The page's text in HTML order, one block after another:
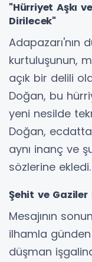
"Hürriyet Aşkı
Dirilecek"
Adapazarı'nın
kurtuluşunun,
açık bir delili
Doğan, bu
yeni nesilde
Doğan,
aynı inanç ve
sözlerine ekledi.
Şehit ve Gaziler
Mesajının
ilhamla günden
düşman